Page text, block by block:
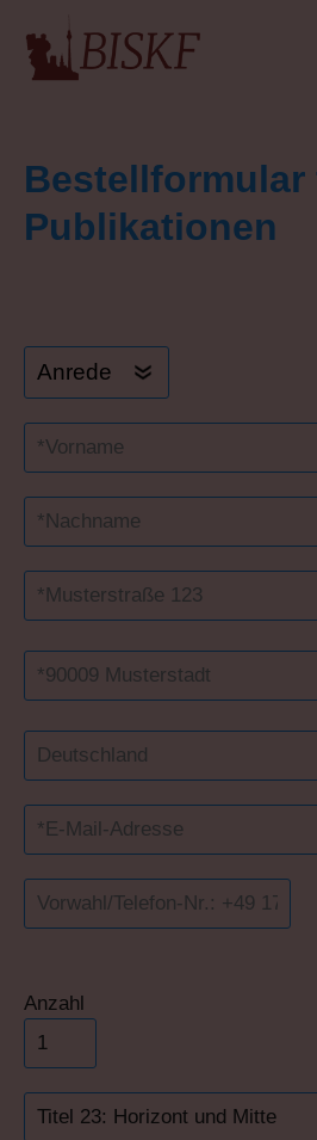
Bestellformular
Publikationen
Anzahl